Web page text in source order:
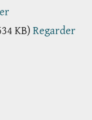
KB) Regarder